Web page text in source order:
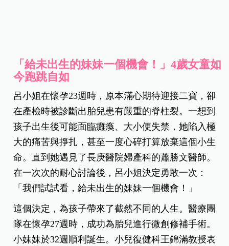
「給未出生的妹妹一個機會！」4歲女童如
今跑跳自如
呂小姐在懷孕23週時，原本滿心期待迎接二寶，卻
在產檢時被診斷出胎兒患有嚴重的脊柱裂。一想到
孩子出生後可能面臨癱瘓、大小便失禁，她陷入極
大的痛苦與掙扎，甚至一度心碎打算放棄這個小生
命。直到她遇見了長庚醫院婦產科的蕭勝文醫師。
在一次次的耐心討論後，呂小姐決定勇敢一次：
「我們試試看，給未出生的妹妹一個機會！」
這個決定，為孩子帶來了截然不同的人生。醫療團
隊在懷孕27週時，成功為胎兒進行微創修補手術。
小妹妹於32週順利誕生。小兒復健科王錦滿教授表